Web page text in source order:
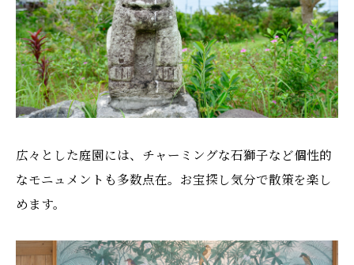
広々とした庭園には、チャーミングな石獅子など個性的
なモニュメントも多数点在。お宝探し気分で散策を楽し
めます。